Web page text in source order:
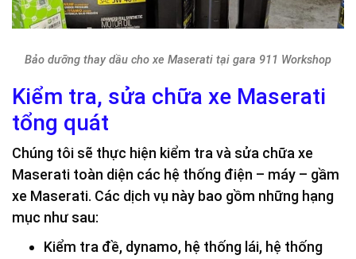
Bảo dưỡng thay dầu cho xe Maserati tại gara 911 Workshop
Kiểm tra, sửa chữa xe Maserati
tổng quát
Chúng tôi sẽ thực hiện kiểm tra và sửa chữa xe
Maserati toàn diện các hệ thống điện – máy – gầm
xe Maserati. Các dịch vụ này bao gồm những hạng
mục như sau:
Kiểm tra đề, dynamo, hệ thống lái, hệ thống